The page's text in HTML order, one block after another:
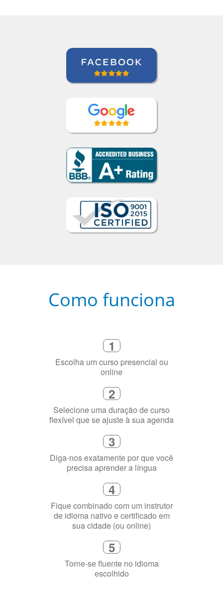
Como funciona
1
Escolha um curso presencial ou
online
2
Selecione uma duração de curso
flexível que se ajuste à sua agenda
3
Diga-nos exatamente por que você
precisa aprender a língua
4
Fique combinado com um instrutor
de idioma nativo e certificado em
sua cidade (ou online)
5
Torne-se fluente no idioma
escolhido